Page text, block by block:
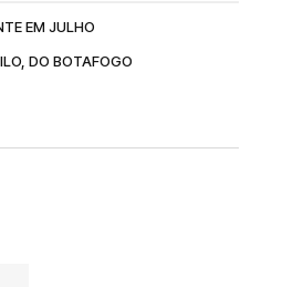
EM JULHO
DO BOTAFOGO